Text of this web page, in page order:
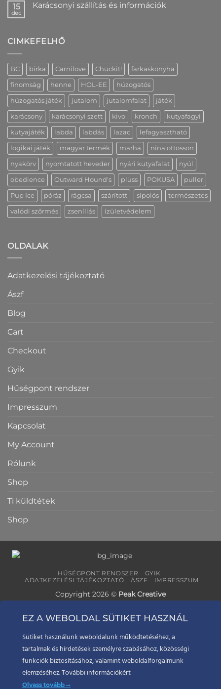
névvel
es
változatban
a(z)
Creative
hűségprogramjának
15
dec
Karácsonyi szállítás és információk
szállítás
CIMKEFELHŐ
BC birka Carnilove Chuckit! farkaskonyha
finomság henne HOL-EE húzogatós
húzogatós játék jutalom jutalomfalat játék
karácsony karácsonyi szett kivo kronch kutyafagyi
kutyajáték labda labdás lazac lefagyasztható
logikai játék magyar termék marha nina ottosson
nyakörv nyomtatott heveder nyári kutyafalat nyúl
obedience Outward Hound's plüss POKUSA puller
Pup Ice póráz rágcsa szárított sípolós természetes
valódi szőrmés zseníliás ízületvédelem
OLDALAK
Adatkezelési tájékoztató
Ászf
Blog
Cart
Checkout
Gyik
Hűségpont rendszer
Impresszum
Kapcsolat
My Account
Rólunk
Shop
Ti küldtétek
Shop
HŰSÉGPONT RENDSZER
GYIK
ADATKEZELÉSI TÁJÉKOZTATÓ
ÁSZF IMPRESSZUM
Copyright 2026 © Peak Creative
EZ A WEBOLDAL SÜTIKET HASZNÁL
Sütiket használunk weboldalunk működtetéséhez, a
tartalmak és hirdetések személyre szabásához, közösségi
funkciók biztosításához, valamint weboldalforgalmunk
elemzéséhez. További információkért
Olvass tovább